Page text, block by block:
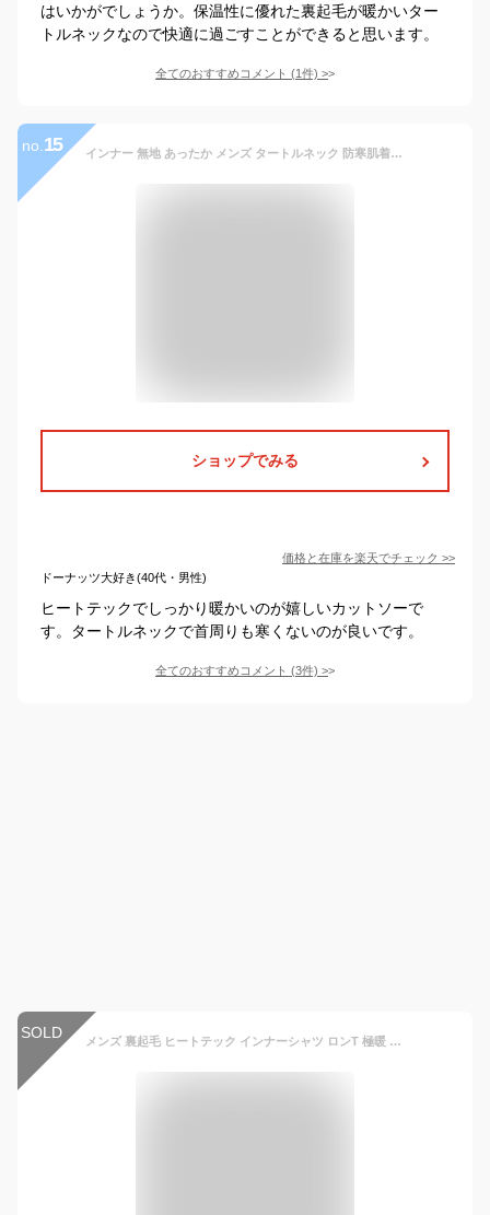
はいかがでしょうか。保温性に優れた裏起毛が暖かいター
トルネックなので快適に過ごすことができると思います。
全てのおすすめコメント (1件) >
no. 15 インナー 無地 あったか メンズ タートルネック 防寒肌着 ロンT Tシャツ ハイネック ストレッチ 秋冬 インナーシャツ アンダーウェア 保温 ヒートテック 長袖 ヒートテック 吸湿発熱 インナー カットソー 暖か
ショップでみる
価格と在庫を楽天でチェック >>
ドーナッツ大好き(40代・男性)
ヒートテックでしっかり暖かいのが嬉しいカットソーで
す。タートルネックで首周りも寒くないのが良いです。
全てのおすすめコメント (3件) >
SOLD メンズ 裏起毛 ヒートテック インナーシャツ ロンT 極暖 メンズ インナー 保温 メンズ 長袖Tシャツ 防寒 ストレッチ アンダーシャツ タートルネック Tシャツ ハイネック 秋冬 カットソー 保温 肌着 裏ボア 厚手 インナー ジャージ 保暖内衣 冬用 発熱